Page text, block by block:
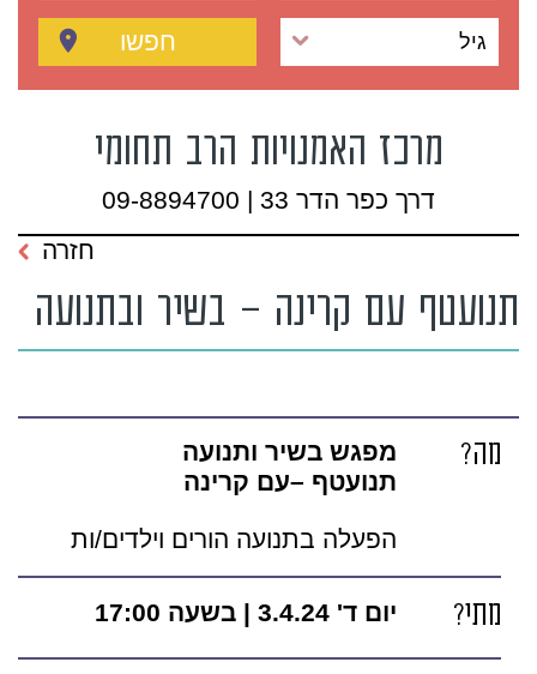
גיל חפשו
מרכז האמנויות הרב תחומי
דרך כפר הדר 33 | 09-8894700
תנועטף עם קרינה – בשיר ובתנועה
חזרה
מה?
מפגש בשיר ותנועה
תנועטף –עם קרינה
הפעלה בתנועה הורים וילדים/ות
מתי? יום ד' 3.4.24 | בשעה 17:00